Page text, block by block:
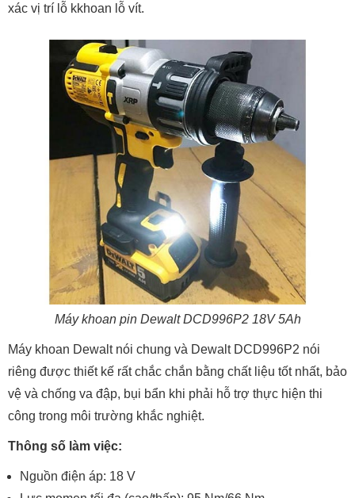
xác vị trí lỗ kkhoan lỗ vít.
Máy khoan pin Dewalt DCD996P2 18V 5Ah
Máy khoan Dewalt nói chung và Dewalt DCD996P2 nói
riêng được thiết kế rất chắc chắn bằng chất liệu tốt nhất, bảo
vệ và chống va đập, bụi bẩn khi phải hỗ trợ thực hiện thi
công trong môi trường khắc nghiệt.
Thông số làm việc:
Nguồn điện áp: 18 V